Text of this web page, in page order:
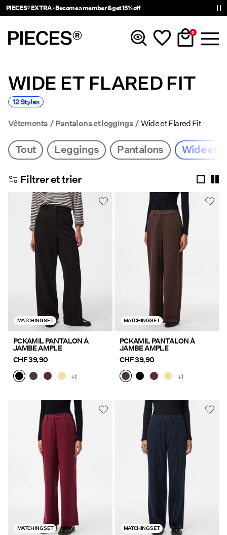
PIECES® EXTRA - Become a member & get 15% off
0
Nouveautés
Vêtements
Accessories
Tendance
Shop The Look
Offres
PIECES® EXTRA
Connectez-
vous
Des
questions
À
WIDE ET FLARED FIT
12 Styles
Vêtements Pantalons et leggings Wide et Flared Fit
Tout Leggings Pantalons Wide et
Filtrer et trier
MATCHING SET
PCKAMIL PANTALON À
JAMBE AMPLE
CHF 39,90
+1
MATCHING SET
PCKAMIL PANTALON À
JAMBE AMPLE
CHF 39,90
+1
MATCHING SET MATCHING SET